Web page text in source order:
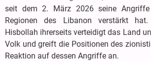
seit dem 2. März 2026 seine Angriffe
Regionen des Libanon verstärkt
Hisbollah ihrerseits verteidigt das Land
Volk und greift die Positionen des
Reaktion auf dessen Angriffe an.